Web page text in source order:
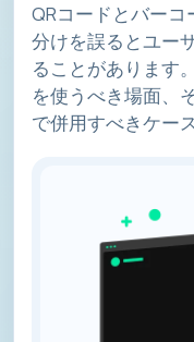
QRコードとバー
分けを誤るとユー
ることがあります
を使うべき場面、
で併用すべきケー